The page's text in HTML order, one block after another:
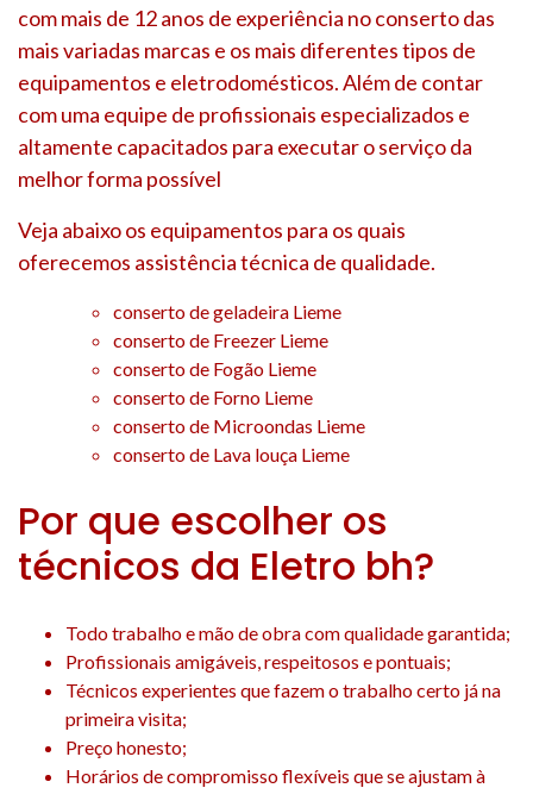
com mais de 12 anos de experiência no conserto das
mais variadas marcas e os mais diferentes tipos de
equipamentos e eletrodomésticos. Além de contar
com uma equipe de profissionais especializados e
altamente capacitados para executar o serviço da
melhor forma possível
Veja abaixo os equipamentos para os quais
oferecemos assistência técnica de qualidade.
conserto de geladeira Lieme
conserto de Freezer Lieme
conserto de Fogão Lieme
conserto de Forno Lieme
conserto de Microondas Lieme
conserto de Lava louça Lieme
Por que escolher os
técnicos da Eletro bh?
Todo trabalho e mão de obra com qualidade garantida;
Profissionais amigáveis, respeitosos e pontuais;
Técnicos experientes que fazem o trabalho certo já na
primeira visita;
Preço honesto;
Horários de compromisso flexíveis que se ajustam à